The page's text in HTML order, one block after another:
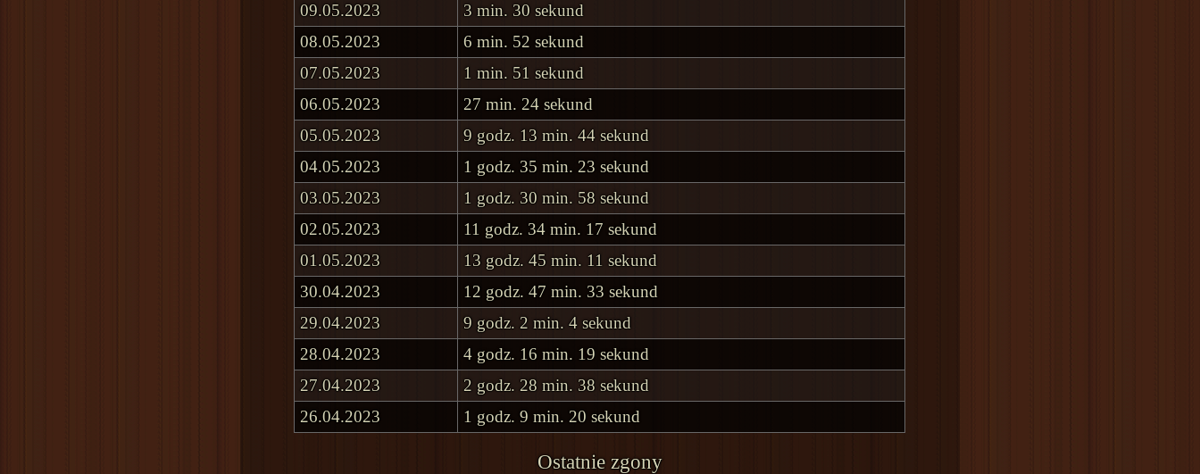
09.05.2023
3 min. 30 sekund
08.05.2023
6 min. 52 sekund
07.05.2023
1 min. 51 sekund
06.05.2023
27 min. 24 sekund
05.05.2023
9 godz. 13 min. 44 sekund
04.05.2023
1 godz. 35 min. 23 sekund
03.05.2023
1 godz. 30 min. 58 sekund
02.05.2023
11 godz. 34 min. 17 sekund
01.05.2023
13 godz. 45 min. 11 sekund
30.04.2023
12 godz. 47 min. 33 sekund
29.04.2023
9 godz. 2 min. 4 sekund
28.04.2023
4 godz. 16 min. 19 sekund
27.04.2023
2 godz. 28 min. 38 sekund
26.04.2023
1 godz. 9 min. 20 sekund
Ostatnie zgony